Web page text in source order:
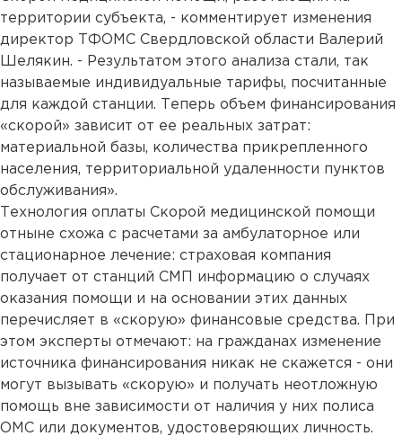
территории субъекта, - комментирует изменения
директор ТФОМС Свердловской области Валерий
Шелякин. - Результатом этого анализа стали, так
называемые индивидуальные тарифы, посчитанные
для каждой станции. Теперь объем финансирования
«скорой» зависит от ее реальных затрат:
материальной базы, количества прикрепленного
населения, территориальной удаленности пунктов
обслуживания».
Технология оплаты Скорой медицинской помощи
отныне схожа с расчетами за амбулаторное или
стационарное лечение: страховая компания
получает от станций СМП информацию о случаях
оказания помощи и на основании этих данных
перечисляет в «скорую» финансовые средства. При
этом эксперты отмечают: на гражданах изменение
источника финансирования никак не скажется - они
могут вызывать «скорую» и получать неотложную
помощь вне зависимости от наличия у них полиса
ОМС или документов, удостоверяющих личность.